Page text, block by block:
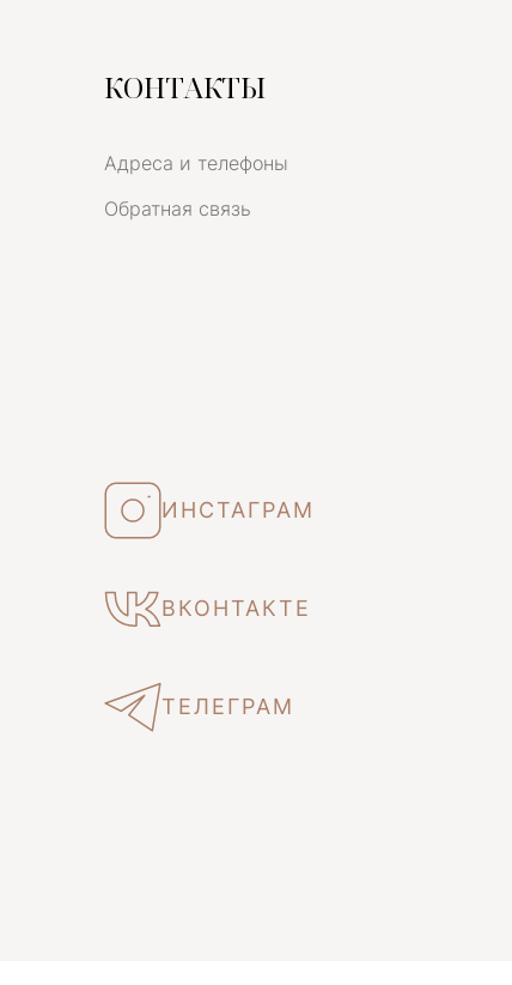
КОНТАКТЫ
Адреса и телефоны
Обратная связь
ИНСТАГРАМ
ВКОНТАКТЕ
ТЕЛЕГРАМ